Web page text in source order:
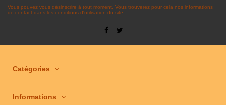
Vous pouvez vous désinscrire à tout moment. Vous trouverez pour cela nos informations
de contact dans les conditions d'utilisation du site.
Catégories
Informations